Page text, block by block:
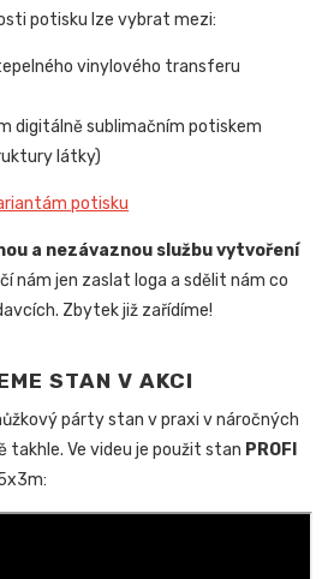
potisku lze vybrat mezi:
vinylového transferu
digitálně sublimačním potiskem
látky)
potisku
a nezávaznou službu vytvoření
nám jen zaslat loga a sdělit nám co
Zbytek již zařídíme!
STAN V AKCI
párty stan v praxi v náročných
takhle. Ve videu je použit stan PROFI